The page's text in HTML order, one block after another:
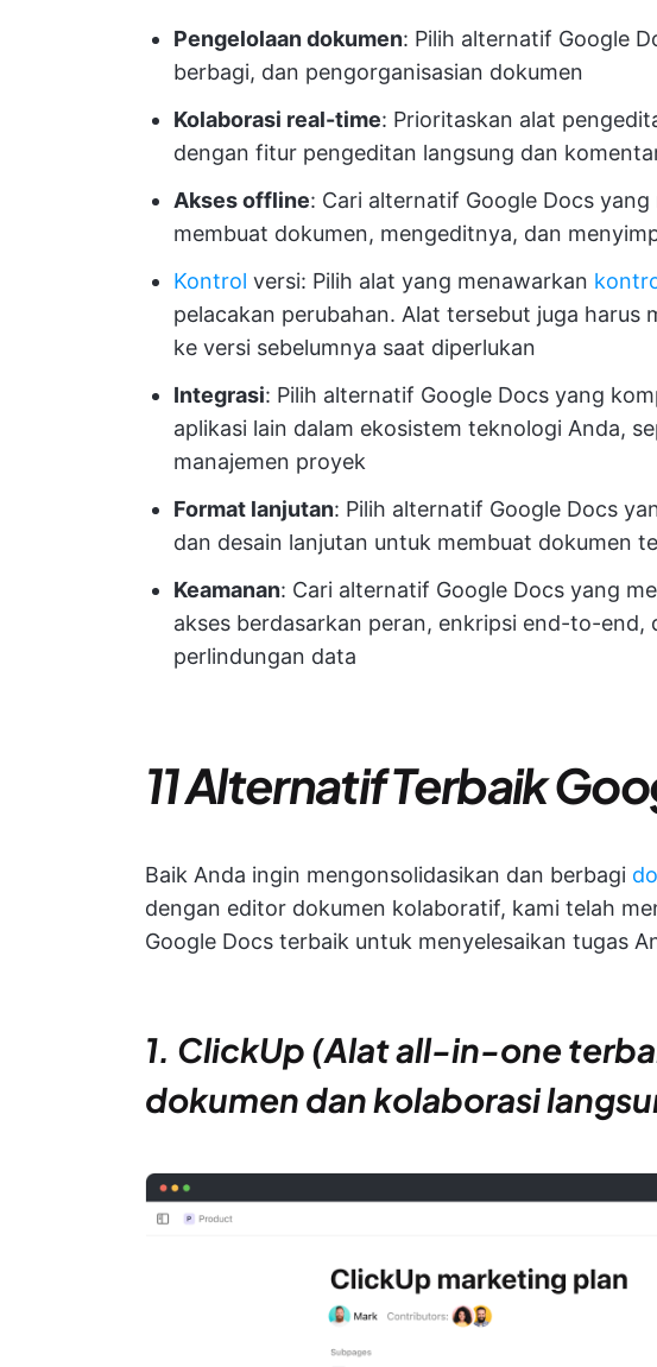
Pengelolaan dokumen: Pilih alternatif Google
berbagi, dan pengorganisasian dokumen
Kolaborasi real-time: Prioritaskan alat
dengan fitur pengeditan langsung dan
Akses offline: Cari alternatif Google Docs
membuat dokumen, mengeditnya, dan
Kontrol versi: Pilih alat yang menawarkan
pelacakan perubahan. Alat tersebut juga harus
ke versi sebelumnya saat diperlukan
Integrasi: Pilih alternatif Google Docs yang
aplikasi lain dalam ekosistem teknologi Anda,
manajemen proyek
Format lanjutan: Pilih alternatif Google Docs
dan desain lanjutan untuk membuat dokumen
Keamanan: Cari alternatif Google Docs yang
akses berdasarkan peran, enkripsi end-to-
perlindungan data
11 Alternatif Terbaik
Baik Anda ingin mengonsolidasikan dan berbagi
dengan editor dokumen kolaboratif, kami telah
Google Docs terbaik untuk menyelesaikan tugas
1. ClickUp (Alat all-in-one
dokumen dan kolaborasi